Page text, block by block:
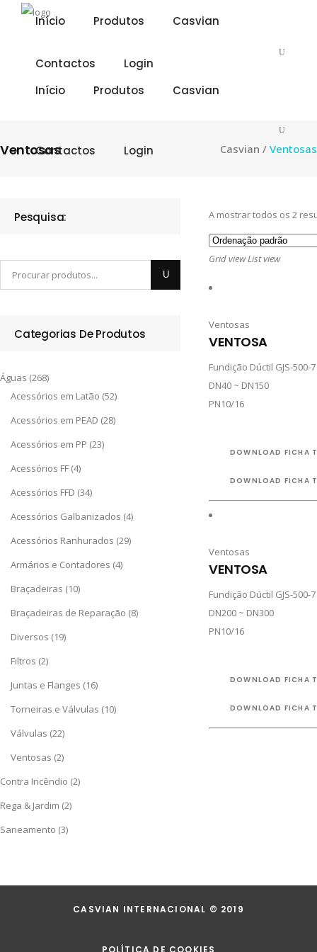
Início Produtos Casvian
Contactos Login
Início Produtos Casvian
Contactos Login
Ventosas Casvian / Ventosas
Pesquisa:
Categorias De Produtos
Águas (268)
Acessórios em Latão (52)
Acessórios em PEAD (28)
Acessórios em PP (23)
Acessórios FF (4)
Acessórios FFD (34)
Acessórios Galbanizados (4)
Acessórios Ranhurados (29)
Armários e Contadores (4)
Braçadeiras (10)
Braçadeiras de Reparação (8)
Diversos (19)
Filtros (2)
Juntas e Flanges (16)
Torneiras e Válvulas (10)
Válvulas (22)
Ventosas (2)
Contra Incêndio (2)
Rega & Jardim (2)
Saneamento (3)
A mostrar todos os 2
Grid viewList view
Ventosas
VENTOSA
Fundição Dúctil GJS-500-7
DN40 ~ DN150
PN10/16
DOWNLOAD FICHA
DOWNLOAD FICHA
Ventosas
VENTOSA
Fundição Dúctil GJS-500-7
DN200 ~ DN300
PN10/16
DOWNLOAD FICHA
DOWNLOAD FICHA
CASVIAN INTERNACIONAL © 2019
POLÍTICA DE COOKIES